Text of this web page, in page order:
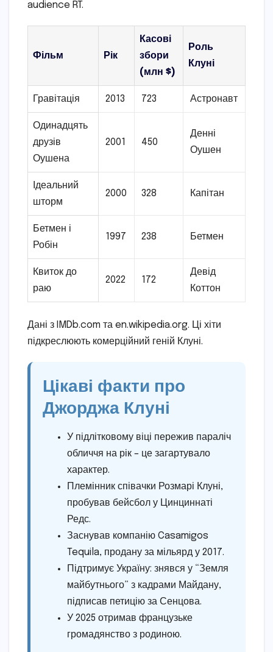
audience RT.
Фільм Рік
Касові
збори
(млн $)
Роль
Клуні
Гравітація 2013 723 Астронавт
Одинадцять
друзів
Оушена
2001 450
Денні
Оушен
Ідеальний
шторм
2000 328 Капітан
Бетмен і
Робін
1997 238 Бетмен
Квиток до
раю
2022 172
Девід
Коттон
Дані з IMDb.com та en.wikipedia.org. Ці хіти
підкреслюють комерційний геній Клуні.
Цікаві факти про
Джорджа Клуні
У підлітковому віці пережив параліч
обличчя на рік – це загартувало
характер.
Племінник співачки Розмарі Клуні,
пробував бейсбол у Цинциннаті
Редс.
Заснував компанію Casamigos
Tequila, продану за мільярд у 2017.
Підтримує Україну: знявся у “Земля
майбутнього” з кадрами Майдану,
підписав петицію за Сенцова.
У 2025 отримав французьке
громадянство з родиною.